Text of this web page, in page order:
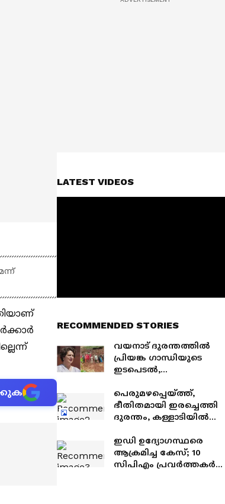
LATEST VIDEOS
RECOMMENDED STORIES
വയനാട് ദുരന്തത്തിൽ
പ്രിയങ്ക ഗാന്ധിയുടെ
ഇടപെടൽ,
സംസാരിച്ചു; 'ഈ കഠിന
ഘട്ടത്തിൽ ഒപ്പമുണ്ടാകും,
എല്ലാ പിന്തുണയും
പെരുമഴപ്പെയ്ത്ത്,
ഭീതിതമായി ഇരച്ചെത്തി
ദുരന്തം, കള്ളാടിയിൽ
രക്ഷാപ്രവര്‍ത്തനം
ഇഡി ഉദ്യോഗസ്ഥരെ
ആക്രമിച്ച കേസ്; 10
സിപിഎം പ്രവർത്തകര്‍ക്ക്